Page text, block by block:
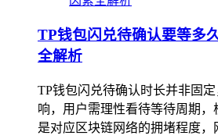
TP钱包闪兑待确认要等多
全解析
TP钱包闪兑待确认时长并非固
响，用户需理性看待等待周期
是对应区块链网络的拥堵程度